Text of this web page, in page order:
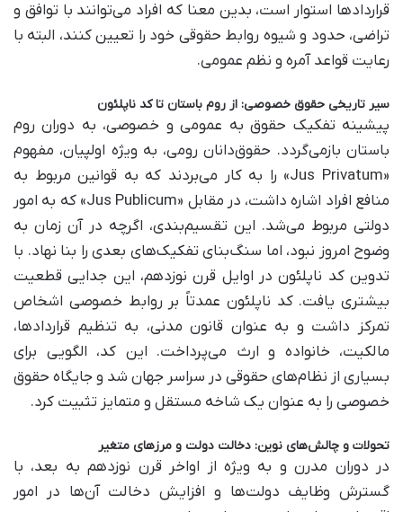
قراردادها استوار است، بدین معنا که افراد می‌توانند با توافق و
تراضی، حدود و شیوه روابط حقوقی خود را تعیین کنند، البته با
رعایت قواعد آمره و نظم عمومی.
سیر تاریخی حقوق خصوصی: از روم باستان تا کد ناپلئون
پیشینه تفکیک حقوق به عمومی و خصوصی، به دوران روم
باستان بازمی‌گردد. حقوق‌دانان رومی، به ویژه اولپیان، مفهوم
«Jus Privatum» را به کار می‌بردند که به قوانین مربوط به
منافع افراد اشاره داشت، در مقابل «Jus Publicum» که به امور
دولتی مربوط می‌شد. این تقسیم‌بندی، اگرچه در آن زمان به
وضوح امروز نبود، اما سنگ‌بنای تفکیک‌های بعدی را بنا نهاد. با
تدوین کد ناپلئون در اوایل قرن نوزدهم، این جدایی قطعیت
بیشتری یافت. کد ناپلئون عمدتاً بر روابط خصوصی اشخاص
تمرکز داشت و به عنوان قانون مدنی، به تنظیم قراردادها،
مالکیت، خانواده و ارث می‌پرداخت. این کد، الگویی برای
بسیاری از نظام‌های حقوقی در سراسر جهان شد و جایگاه حقوق
خصوصی را به عنوان یک شاخه مستقل و متمایز تثبیت کرد.
تحولات و چالش‌های نوین: دخالت دولت و مرزهای متغیر
در دوران مدرن و به ویژه از اواخر قرن نوزدهم به بعد، با
گسترش وظایف دولت‌ها و افزایش دخالت آن‌ها در امور